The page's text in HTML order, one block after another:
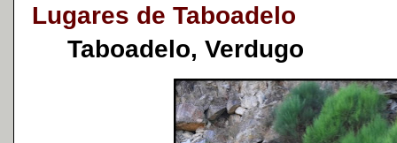
Lugares de Taboadelo
Taboadelo, Verdugo